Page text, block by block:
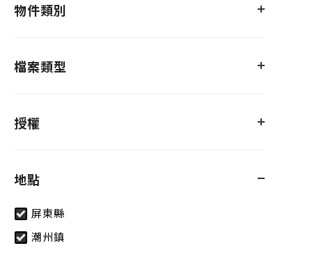
物件類別
檔案類型
授權
地點
屏東縣
潮州鎮